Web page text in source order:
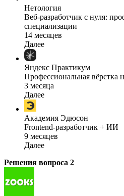
Нетология
Веб-разработчик с нуля:
специализации
14 месяцев
Далее
Яндекс Практикум
Профессиональная вёрстка
3 месяца
Далее
Академия Эдюсон
Frontend-разработчик + ИИ
9 месяцев
Далее
Решения вопроса 2